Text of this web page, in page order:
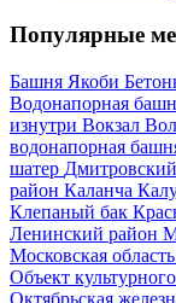
Популярные
Башня Якоби
Водонапорная
изнутри Вокзал
водонапорная
шатер
район Каланча
Клепаный бак
Ленинский район
Московская область
Объект
Октябрьская